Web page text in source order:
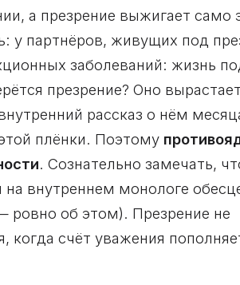
а презрение выжигает само
у партнёров, живущих под
заболеваний: жизнь
презрение? Оно
рассказ о нём
плёнки. Поэтому
. Сознательно замечать,
внутреннем монологе
ровно об этом). Презрение не
счёт уважения